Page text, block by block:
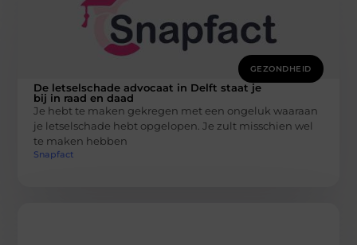
GEZONDHEID
De letselschade advocaat in Delft staat je
bij in raad en daad
Je hebt te maken gekregen met een ongeluk waaraan
je letselschade hebt opgelopen. Je zult misschien wel
te maken hebben
Snapfact